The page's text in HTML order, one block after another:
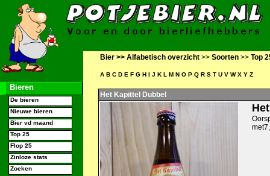
Bieren
De bieren
Nieuwe bieren
Bier vd maand
Top 25
Flop 25
Zinloze stats
Zoeken
Bier >> Alfabetisch overzicht >> Soorten >> Top
A B C D E F G H I J K L M N O P Q R S T U V W X Y Z
Het Kapittel Dubbel